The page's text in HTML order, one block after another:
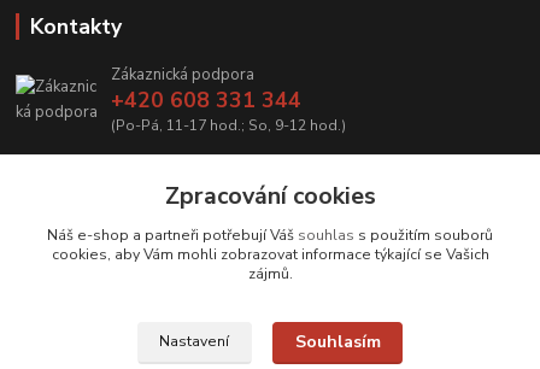
Kontakty
Zákaznická podpora
+420 608 331 344
(Po-Pá, 11-17 hod.; So, 9-12 hod.)
Upravit sběr cookies.
Zpracování cookies
Náš e-shop a partneři potřebují Váš souhlas s použitím souborů
cookies, aby Vám mohli zobrazovat informace týkající se Vašich
zájmů.
Nastavení Souhlasím